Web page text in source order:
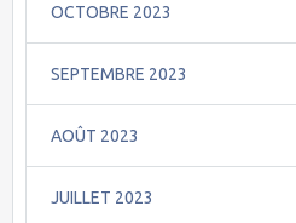
OCTOBRE 2023
SEPTEMBRE 2023
AOÛT 2023
JUILLET 2023